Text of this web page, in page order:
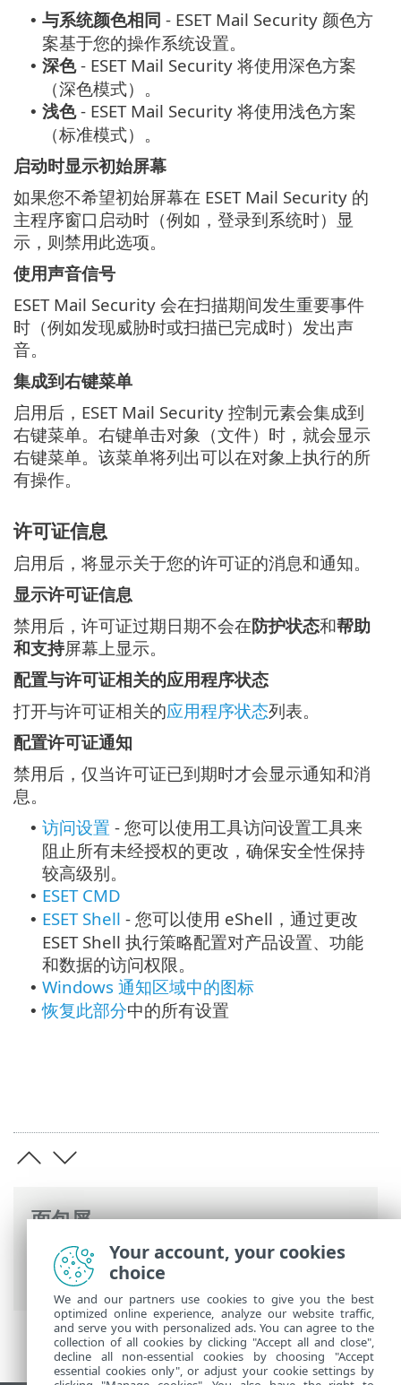
面包屑
ESET 联机帮助>ESET Mail Security>高级
设置> 用户界面
• 与系统颜色相同 - ESET Mail Security 颜色方
案基于您的操作系统设置。
• 深色- ESET Mail Security 将使用深色方案
（深色模式）。
• 浅色- ESET Mail Security 将使用浅色方案
（标准模式）。
启动时显示初始屏幕
如果您不希望初始屏幕在 ESET Mail Security 的
主程序窗口启动时（例如，登录到系统时）显
示，则禁用此选项。
使用声音信号
ESET Mail Security 会在扫描期间发生重要事件
时（例如发现威胁时或扫描已完成时）发出声
音。
集成到右键菜单
启用后，ESET Mail Security 控制元素会集成到
右键菜单。右键单击对象（文件）时，就会显示
右键菜单。该菜单将列出可以在对象上执行的所
有操作。
许可证信息
启用后，将显示关于您的许可证的消息和通知。
显示许可证信息
禁用后，许可证过期日期不会在防护状态和帮助
和支持屏幕上显示。
配置与许可证相关的应用程序状态
打开与许可证相关的应用程序状态列表。
配置许可证通知
禁用后，仅当许可证已到期时才会显示通知和消
息。
• 访问设置 - 您可以使用工具访问设置工具来
阻止所有未经授权的更改，确保安全性保持
较高级别。
• ESET CMD
• ESET Shell - 您可以使用 eShell，通过更改
ESET Shell 执行策略配置对产品设置、功能
和数据的访问权限。
• Windows 通知区域中的图标
• 恢复此部分中的所有设置
Your account, your cookies
choice
We and our partners use cookies to give you the best
optimized online experience, analyze our website traffic,
and serve you with personalized ads. You can agree to the
collection of all cookies by clicking "Accept all and close",
decline all non-essential cookies by choosing "Accept
essential cookies only", or adjust your cookie settings by